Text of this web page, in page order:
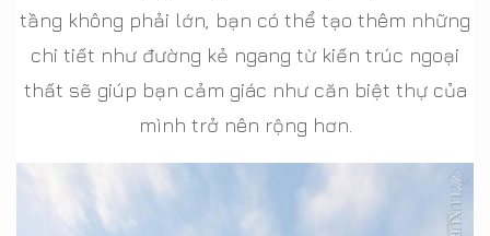
tầng không phải lớn, bạn có thể tạo thêm những
chi tiết như đường kẻ ngang từ kiến trúc ngoại
thất sẽ giúp bạn cảm giác như căn biệt thự của
mình trở nên rộng hơn.